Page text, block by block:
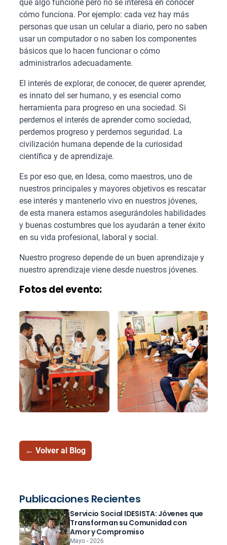
que algo funcione pero no se interesa en conocer
cómo funciona. Por ejemplo: cada vez hay más
personas que usan un celular a diario, pero no saben
usar un computador o no saben los componentes
básicos que lo hacen funcionar o cómo
administrarlos adecuadamente.
El interés de explorar, de conocer, de querer aprender,
es innato del ser humano, y es esencial como
herramienta para progreso en una sociedad. Si
perdemos el interés de aprender como sociedad,
perdemos progreso y perdemos seguridad. La
civilización humana depende de la curiosidad
científica y de aprendizaje.
Es por eso que, en Idesa, como maestros, uno de
nuestros principales y mayores objetivos es rescatar
ese interés y mantenerlo vivo en nuestros jóvenes,
de esta manera estamos asegurándoles habilidades
y buenas costumbres que los ayudarán a tener éxito
en su vida profesional, laboral y social.
Nuestro progreso depende de un buen aprendizaje y
nuestro aprendizaje viene desde nuestros jóvenes.
Fotos del evento:
← Volver al Blog
Publicaciones Recientes
Servicio Social IDESISTA: Jóvenes que
Transforman su Comunidad con
Amor y Compromiso
Mayo - 2026